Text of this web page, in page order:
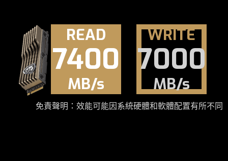
READ
7400
MB/s
WRITE
7000
MB/s
免責聲明：效能可能因系統硬體和軟體配置有所不同